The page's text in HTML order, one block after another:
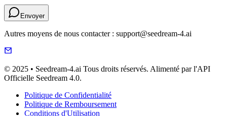
Envoyer
Autres moyens de nous contacter : support@seedream-4.ai
© 2025 • Seedream-4.ai Tous droits réservés. Alimenté par l'API
Officielle Seedream 4.0.
Politique de Confidentialité
Politique de Remboursement
Conditions d'Utilisation